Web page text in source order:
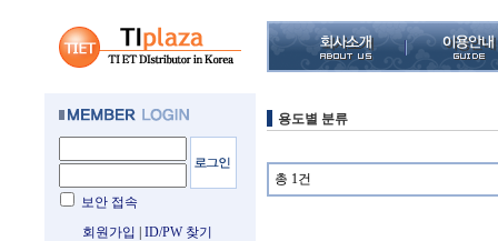
보안 접속
회원가입
ID/PW 찾기
용도별 분류
총 1건